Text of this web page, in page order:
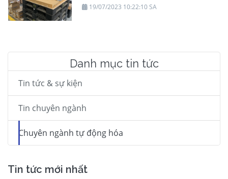
19/07/2023 10:22:10 SA
Danh mục tin tức
Tin tức & sự kiện
Tin chuyên ngành
Chuyên ngành tự động hóa
Tin tức mới nhất